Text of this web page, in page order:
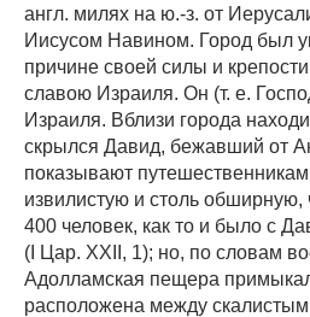
англ. милях на ю.-з. от
Иисусом Навином. Город был
причине своей силы и
славою Израиля. Он (т. е.
Израиля. Вблизи города
скрылся Давид, бежавший от
показывают
извилистую и столь обширную,
400 человек, как то и было с
(I Цар. XXII, 1); но, по словам
Адолламская пещера
расположена между